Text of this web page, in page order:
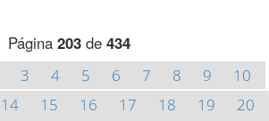
Página 203de 434
3 4 5 6 7 8 9
10
14 15 16 17 18 19
20